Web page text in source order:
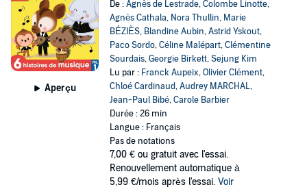
Aperçu
De :Agnès de Lestrade,Colombe Linotte,
Agnès Cathala, Nora Thullin, Marie
BÉZIÈS, Blandine Aubin,Astrid Yskout,
Paco Sordo,Céline Malépart,Clémentine
Sourdais,Georgie Birkett,Sejung Kim
Lu par : Franck Aupeix,Olivier Clément,
Chloé Cardinaud,Audrey MARCHAL,
Jean-Paul Bibé,Carole Barbier
Durée : 26 min
Langue : Français
Pas de notations
7,00 € ou gratuit avec l'essai.
Renouvellement automatique à
5,99 €/mois après l'essai. Voir